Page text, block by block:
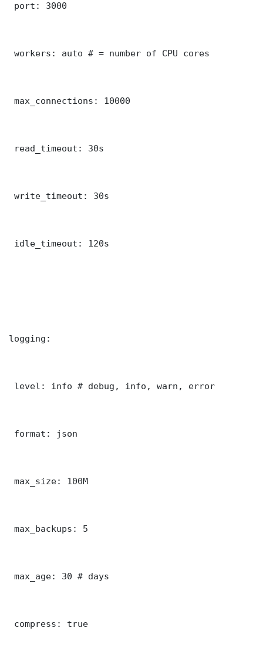
port: 3000
workers: auto # = number of CPU cores
max_connections: 10000
read_timeout: 30s
write_timeout: 30s
idle_timeout: 120s
logging:
level: info # debug, info, warn, error
format: json
max_size: 100M
max_backups: 5
max_age: 30 # days
compress: true